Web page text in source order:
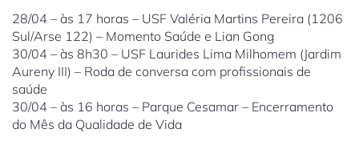
28/04 – às 17 horas – USF Valéria Martins Pereira (1206
Sul/Arse 122) – Momento Saúde e Lian Gong
30/04 – às 8h30 – USF Laurides Lima Milhomem (Jardim
Aureny III) – Roda de conversa com profissionais de
saúde
30/04 – às 16 horas – Parque Cesamar – Encerramento
do Mês da Qualidade de Vida